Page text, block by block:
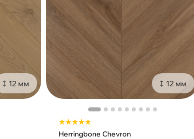
12 мм 12 мм
★★★★★
Herringbone Chevron